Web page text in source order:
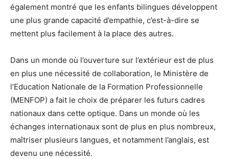
également montré que les enfants bilingues développent
une plus grande capacité d’empathie, c’est-à-dire se
mettent plus facilement à la place des autres.
Dans un monde où l’ouverture sur l’extérieur est de plus
en plus une nécessité de collaboration, le Ministère de
l’Education Nationale de la Formation Professionnelle
(MENFOP) a fait le choix de préparer les futurs cadres
nationaux dans cette optique. Dans un monde où les
échanges internationaux sont de plus en plus nombreux,
maîtriser plusieurs langues, et notamment l’anglais, est
devenu une nécessité.